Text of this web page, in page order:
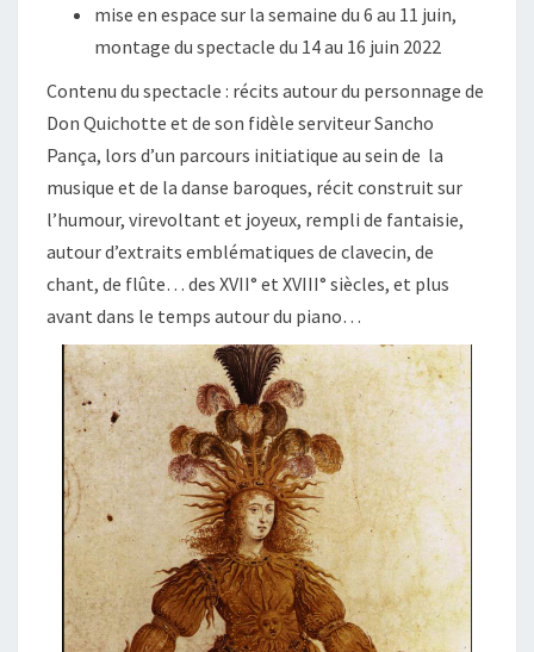
mise en espace sur la semaine du 6 au 11 juin,
montage du spectacle du 14 au 16 juin 2022
Contenu du spectacle : récits autour du personnage de
Don Quichotte et de son fidèle serviteur Sancho
Pança, lors d’un parcours initiatique au sein de la
musique et de la danse baroques, récit construit sur
l’humour, virevoltant et joyeux, rempli de fantaisie,
autour d’extraits emblématiques de clavecin, de
chant, de flûte… des XVII° et XVIII° siècles, et plus
avant dans le temps autour du piano…